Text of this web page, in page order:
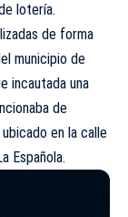
lotería.
de forma
municipio de
incautada una
de
ubicado en la calle
Española.